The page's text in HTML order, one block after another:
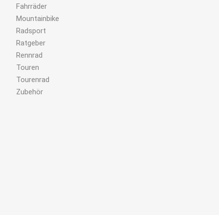
Fahrräder
Mountainbike
Radsport
Ratgeber
Rennrad
Touren
Tourenrad
Zubehör